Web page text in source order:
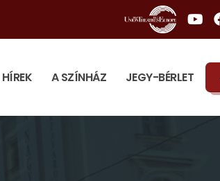
HÍREK A SZÍNHÁZ JEGY-BÉRLET